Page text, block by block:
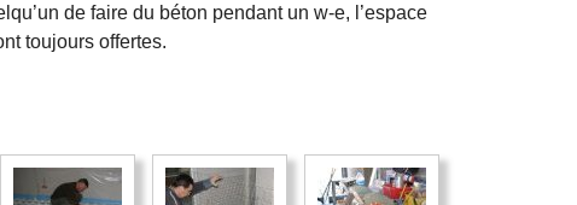
de faire du béton pendant un w-e, l’espace
toujours offertes.